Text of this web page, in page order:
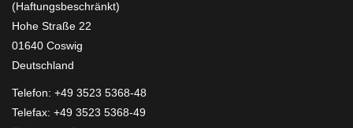
(Haftungsbeschränkt)
Hohe Straße 22
01640 Coswig
Deutschland
Telefon: +49 3523 5368-48
Telefax: +49 3523 5368-49